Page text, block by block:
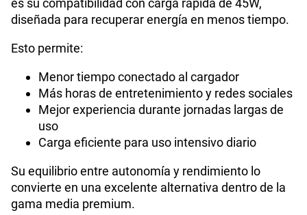
es su compatibilidad con carga rápida de 45W,
diseñada para recuperar energía en menos tiempo.
Esto permite:
Menor tiempo conectado al cargador
Más horas de entretenimiento y redes sociales
Mejor experiencia durante jornadas largas de
uso
Carga eficiente para uso intensivo diario
Su equilibrio entre autonomía y rendimiento lo
convierte en una excelente alternativa dentro de la
gama media premium.